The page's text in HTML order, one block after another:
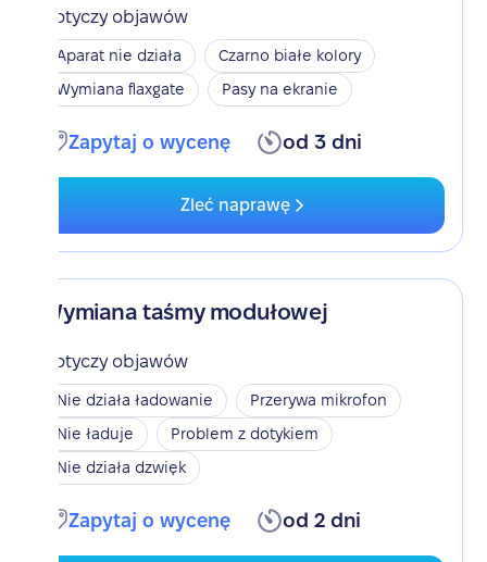
Dotyczy objawów
Aparat nie działa
Czarno białe kolory
Wymiana flaxgate
Pasy na ekranie
Zapytaj o wycenę od 3 dni
Zleć naprawę
Wymiana taśmy modułowej
Dotyczy objawów
Nie działa ładowanie
Przerywa mikrofon
Nie ładuje
Problem z dotykiem
Nie działa dzwięk
Zapytaj o wycenę od 2 dni